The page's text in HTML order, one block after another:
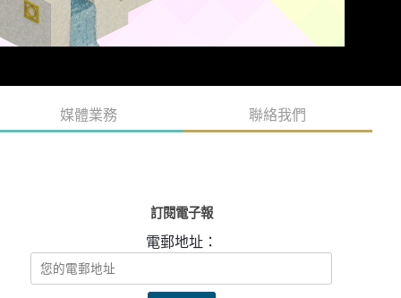
媒體業務 聯絡我們
訂閱電子報
電郵地址：